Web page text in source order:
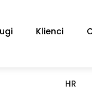
Klienci
HR